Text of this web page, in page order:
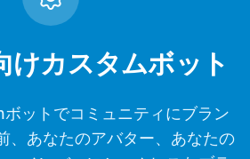
けカスタムボット
ットでコミュニティにブラン
、あなたのアバター、あなたの